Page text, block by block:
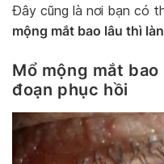
Đây cũng là nơi bạn có
mộng mắt bao lâu thì
Mổ mộng mắt
đoạn phục hồi